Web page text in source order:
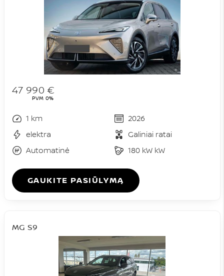
47 990 €
PVM 0%
1 km
2026
elektra
Galiniai ratai
Automatinė
180 kW kW
GAUKITE PASIŪLYMĄ
MG S9